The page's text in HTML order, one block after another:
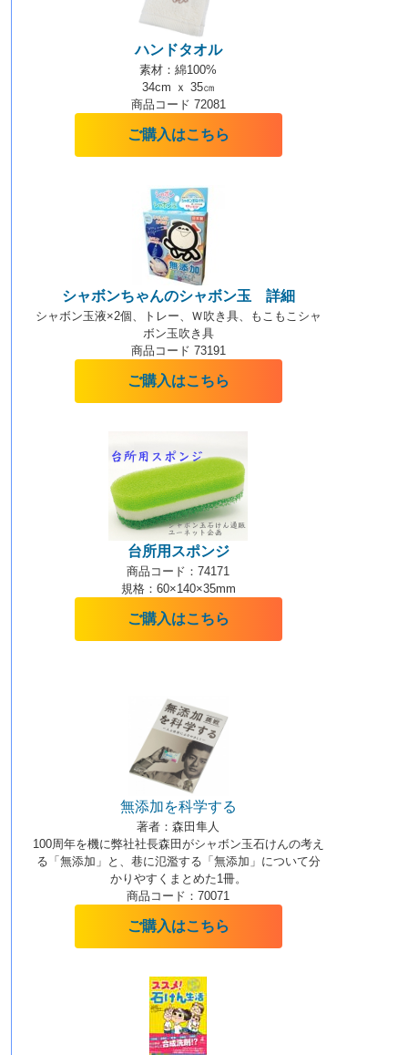
ハンドタオル
素材：綿100%
34cm ｘ 35㎝
商品コード 72081
ご購入はこちら
シャボンちゃんのシャボン玉 詳細
シャボン玉液×2個、トレー、Ｗ吹き具、もこもこシャ
ボン玉吹き具
商品コード 73191
ご購入はこちら
台所用スポンジ
商品コード：74171
規格：60×140×35mm
ご購入はこちら
無添加を科学する
著者：森田隼人
100周年を機に弊社社長森田がシャボン玉石けんの考え
る「無添加」と、巷に氾濫する「無添加」について分
かりやすくまとめた1冊。
商品コード：70071
ご購入はこちら